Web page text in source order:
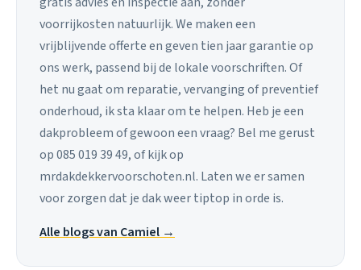
voorrijkosten natuurlijk. We maken een
vrijblijvende offerte en geven tien jaar garantie op
ons werk, passend bij de lokale voorschriften. Of
het nu gaat om reparatie, vervanging of preventief
onderhoud, ik sta klaar om te helpen. Heb je een
dakprobleem of gewoon een vraag? Bel me gerust
op 085 019 39 49, of kijk op
mrdakdekkervoorschoten.nl. Laten we er samen
voor zorgen dat je dak weer tiptop in orde is.
Alle blogs van Camiel →